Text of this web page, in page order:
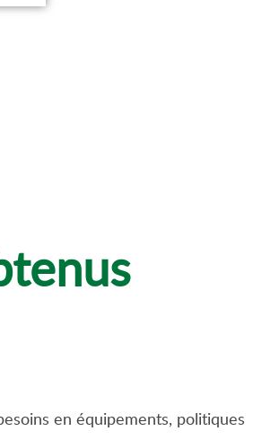
en équipements, politiques